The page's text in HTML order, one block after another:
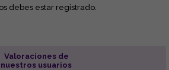
debes estar registrado.
Valoraciones de
nuestros usuarios